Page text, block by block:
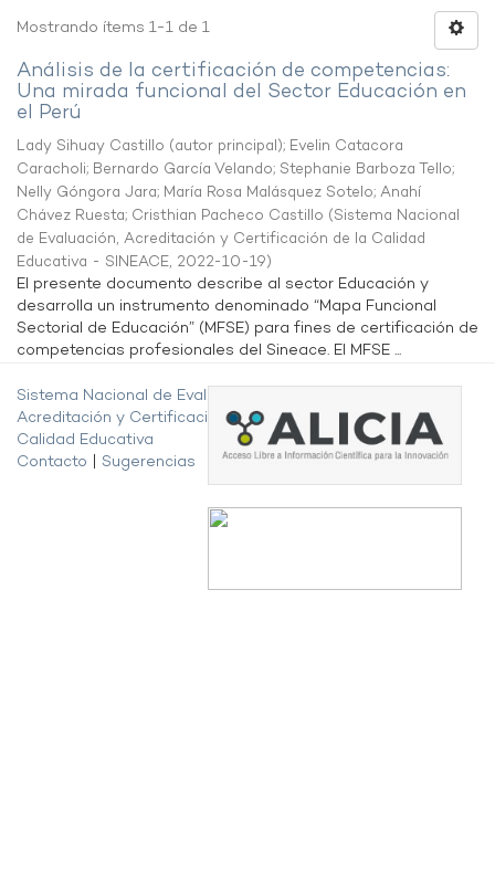
Mostrando ítems 1-1 de 1
Análisis de la certificación de competencias:
Una mirada funcional del Sector Educación en
el Perú
Lady Sihuay Castillo (autor principal); Evelin Catacora
Caracholi; Bernardo García Velando; Stephanie Barboza Tello;
Nelly Góngora Jara; María Rosa Malásquez Sotelo; Anahí
Chávez Ruesta; Cristhian Pacheco Castillo (Sistema Nacional
de Evaluación, Acreditación y Certificación de la Calidad
Educativa - SINEACE, 2022-10-19)
El presente documento describe al sector Educación y
desarrolla un instrumento denominado “Mapa Funcional
Sectorial de Educación” (MFSE) para fines de certificación de
competencias profesionales del Sineace. El MFSE ...
Sistema Nacional de Evaluación,
Acreditación y Certificación de la
Calidad Educativa
Contacto
Sugerencias